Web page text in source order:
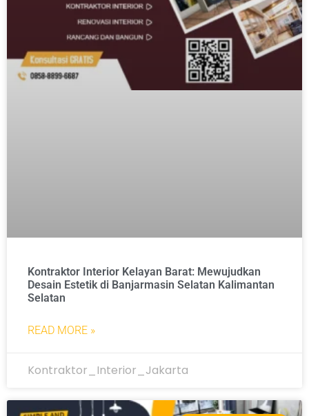
Kontraktor Interior Kelayan Barat: Mewujudkan
Desain Estetik di Banjarmasin Selatan Kalimantan
Selatan
READ MORE »
Kontraktor_Interior_Jakarta